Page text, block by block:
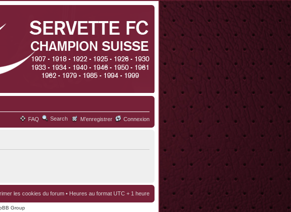
FAQ Search M’enregistrer Connexion
les cookies du forum • Heures au format UTC + 1 heure
Group